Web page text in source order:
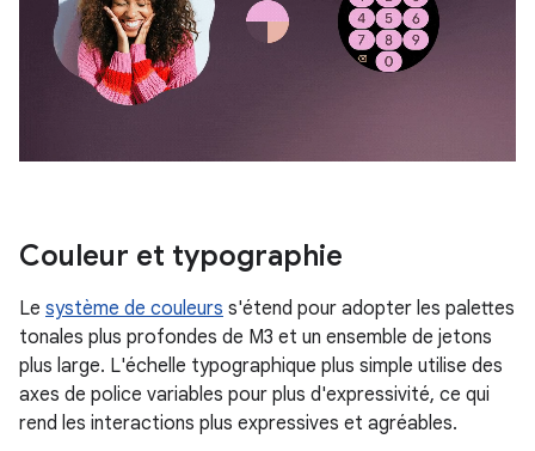
Couleur et typographie
Le système de couleurs s'étend pour adopter les palettes
tonales plus profondes de M3 et un ensemble de jetons
plus large. L'échelle typographique plus simple utilise des
axes de police variables pour plus d'expressivité, ce qui
rend les interactions plus expressives et agréables.